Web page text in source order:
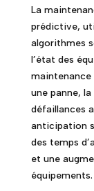
La
prédictive,
algorithmes
l’état des
une panne,
défaillances
anticipation
des temps
et une
équipements.